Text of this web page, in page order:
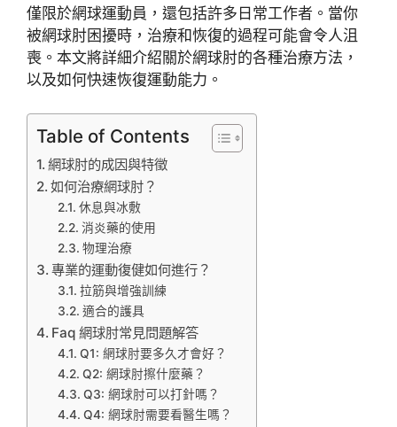
僅限於網球運動員，還包括許多日常工作者。當你
被網球肘困擾時，治療和恢復的過程可能會令人沮
喪。本文將詳細介紹關於網球肘的各種治療方法，
以及如何快速恢復運動能力。
Table of Contents
網球肘的成因與特徵
如何治療網球肘？
休息與冰敷
消炎藥的使用
物理治療
專業的運動復健如何進行？
拉筋與增強訓練
適合的護具
Faq 網球肘常見問題解答
Q1: 網球肘要多久才會好？
Q2: 網球肘擦什麼藥？
Q3: 網球肘可以打針嗎？
Q4: 網球肘需要看醫生嗎？